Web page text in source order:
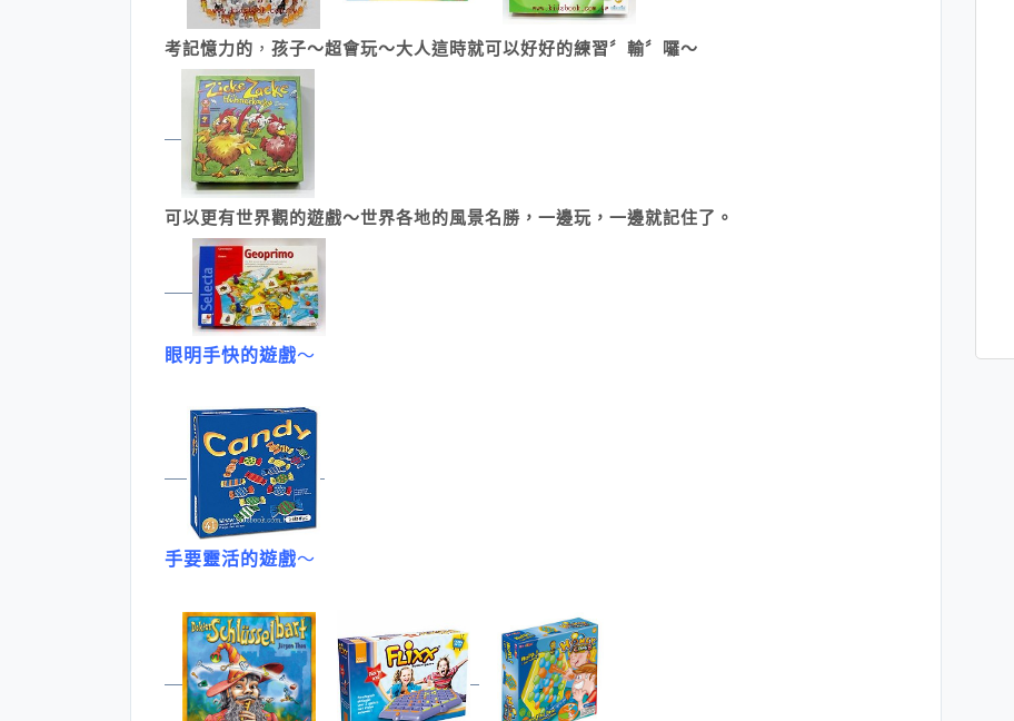
考記憶力的 ， 孩子～超會玩～大人這時就可以好好的練習〞輸〞囉～
可以更有世界觀的遊戲～世界各地的風景名勝，一邊玩，一邊就記住了。
眼明手快的遊戲～
手要靈活的遊戲～